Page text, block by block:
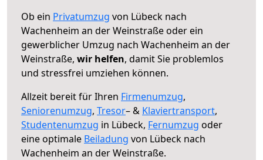
Ob ein Privatumzug von Lübeck nach
Wachenheim an der Weinstraße oder ein
gewerblicher Umzug nach Wachenheim an der
Weinstraße, wir helfen, damit Sie problemlos
und stressfrei umziehen können.
Allzeit bereit für Ihren Firmenumzug,
Seniorenumzug, Tresor– & Klaviertransport,
Studentenumzug in Lübeck, Fernumzug oder
eine optimale Beiladung von Lübeck nach
Wachenheim an der Weinstraße.